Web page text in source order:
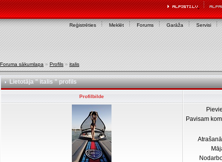
Reģistrēties Meklēt Forums Garāža Servisi
Foruma sākumlapa » Profils » italis
Lietotāja " italis " profils
Profilbilde
Pavisam